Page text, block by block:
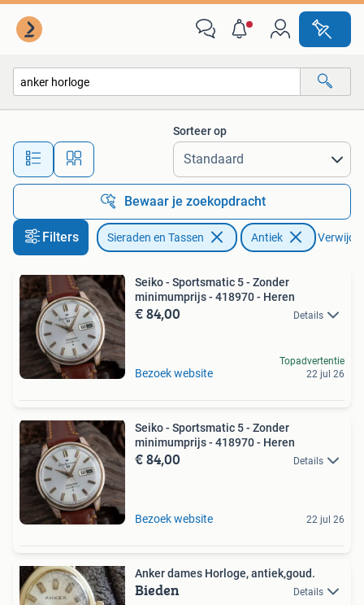
Alle afstanden…
Sorteer op
Bewaar je zoekopdracht
Filters Sieraden en Tassen Antiek
Seiko - Sportsmatic 5 - Zonder
minimumprijs - 418970 - Heren
€ 84,00 Details
Bezoek website
Topadvertentie
22 jul 26
Seiko - Sportsmatic 5 - Zonder
minimumprijs - 418970 - Heren
€ 84,00 Details
Bezoek website 22 jul 26
Anker dames Horloge, antiek,goud.
Bieden Details